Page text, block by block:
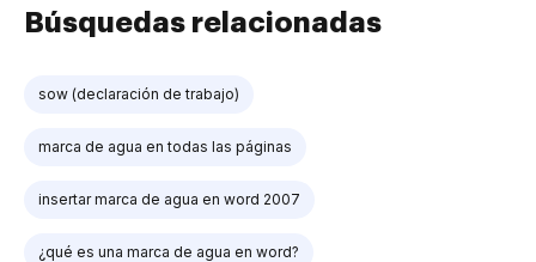
Búsquedas relacionadas
sow (declaración de trabajo)
marca de agua en todas las páginas
insertar marca de agua en word 2007
¿qué es una marca de agua en word?